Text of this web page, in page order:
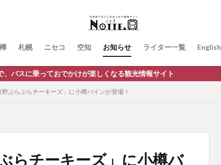
札幌 ニセコ 空知 お知らせ ライター一覧 English
でかけが楽しくなる観光情報サイト
野ぶらぶらチーキーズ」に小樽バインが登場！
らチーキーズ」に小樽バ